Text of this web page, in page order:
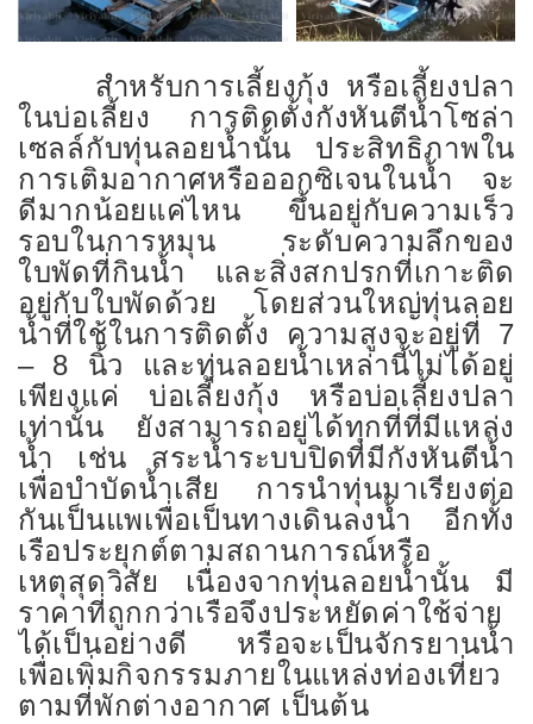
สำหรับการเลี้ยงกุ้ง หรือเลี้ยงปลา
ในบ่อเลี้ยง การติดตั้งกังหันตีน้ำโซล่า
เซลล์กับทุ่นลอยน้ำนั้น ประสิทธิภาพใน
การเติมอากาศหรือออกซิเจนในน้ำ จะ
ดีมากน้อยแค่ไหน ขึ้นอยู่กับความเร็ว
รอบในการหมุน ระดับความลึกของ
ใบพัดที่กินน้ำ และสิ่งสกปรกที่เกาะติด
อยู่กับใบพัดด้วย โดยส่วนใหญ่ทุ่นลอย
น้ำที่ใช้ในการติดตั้ง ความสูงจะอยู่ที่ 7
– 8 นิ้ว และทุ่นลอยน้ำเหล่านี้ไม่ได้อยู่
เพียงแค่ บ่อเลี้ยงกุ้ง หรือบ่อเลี้ยงปลา
เท่านั้น ยังสามารถอยู่ได้ทุกที่ที่มีแหล่ง
น้ำ เช่น สระน้ำระบบปิดที่มีกังหันตีน้ำ
เพื่อบำบัดน้ำเสีย การนำทุ่นมาเรียงต่อ
กันเป็นแพเพื่อเป็นทางเดินลงน้ำ อีกทั้ง
เรือประยุกต์ตามสถานการณ์หรือ
เหตุสุดวิสัย เนื่องจากทุ่นลอยน้ำนั้น มี
ราคาที่ถูกกว่าเรือจึงประหยัดค่าใช้จ่าย
ได้เป็นอย่างดี หรือจะเป็นจักรยานน้ำ
เพื่อเพิ่มกิจกรรมภายในแหล่งท่องเที่ยว
ตามที่พักต่างอากาศ เป็นต้น